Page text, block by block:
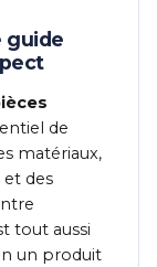
guide
de
matériaux,
et des
tout aussi
un produit